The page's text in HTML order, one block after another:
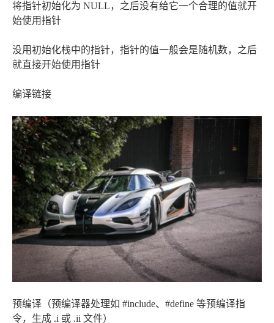
将指针初始化为 NULL，之后没有给它一个合理的值就开
始使用指针
没用初始化栈中的指针，指针的值一般会是随机数，之后
就直接开始使用指针
编译链接
预编译（预编译器处理如 #include、#define 等预编译指
令，生成 .i 或 .ii 文件）